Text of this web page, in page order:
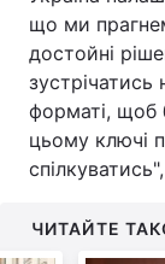
що ми
достойні
зустрічатись
форматі, щоб
цьому ключі
ЧИТАЙТЕ